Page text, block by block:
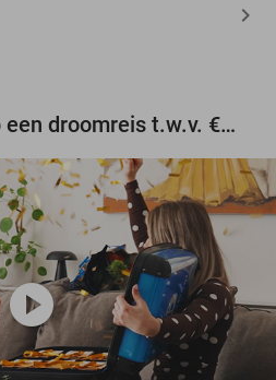
Maak gratis kans op een droomreis t.w.v. €3.000!
play_circle